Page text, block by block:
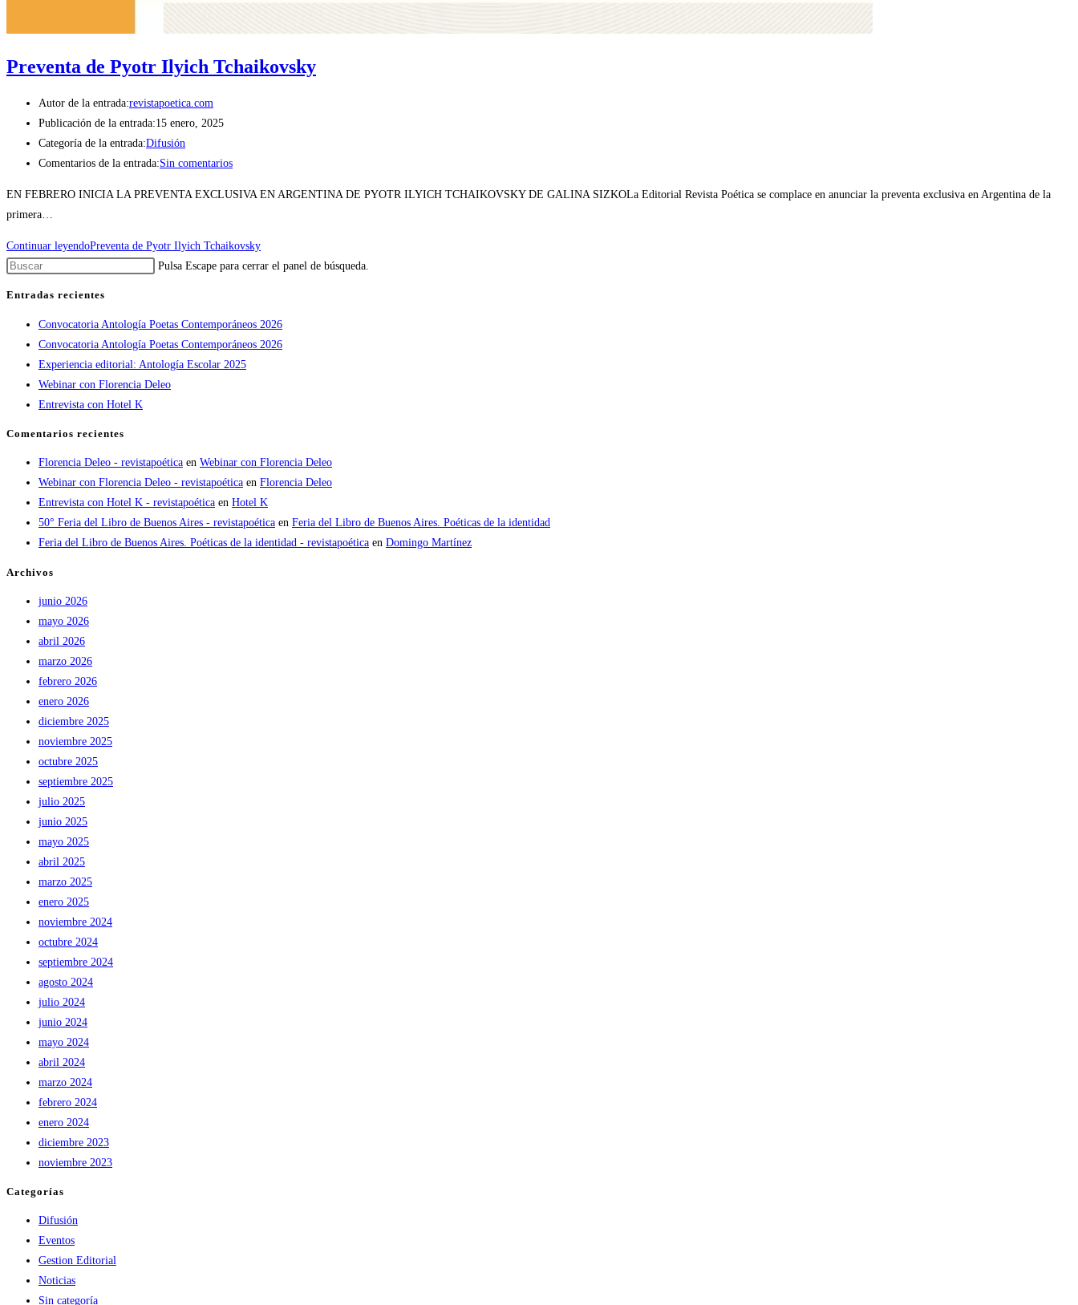
Preventa de Pyotr Ilyich Tchaikovsky
Autor de la entrada:revistapoetica.com
Publicación de la entrada:15 enero, 2025
Categoría de la entrada:Difusión
Comentarios de la entrada:Sin comentarios
EN FEBRERO INICIA LA PREVENTA EXCLUSIVA EN ARGENTINA DE PYOTR ILYICH TCHAIKOVSKY DE GALINA SIZKOLa Editorial Revista Poética se complace en anunciar la preventa exclusiva en Argentina de la
primera…
Continuar leyendoPreventa de Pyotr Ilyich Tchaikovsky
Pulsa Escape para cerrar el panel de búsqueda.
Entradas recientes
Convocatoria Antología Poetas Contemporáneos 2026
Convocatoria Antología Poetas Contemporáneos 2026
Experiencia editorial: Antología Escolar 2025
Webinar con Florencia Deleo
Entrevista con Hotel K
Comentarios recientes
Florencia Deleo - revistapoética en Webinar con Florencia Deleo
Webinar con Florencia Deleo - revistapoética en Florencia Deleo
Entrevista con Hotel K - revistapoética en Hotel K
50° Feria del Libro de Buenos Aires - revistapoética en Feria del Libro de Buenos Aires. Poéticas de la identidad
Feria del Libro de Buenos Aires. Poéticas de la identidad - revistapoética en Domingo Martínez
Archivos
junio 2026
mayo 2026
abril 2026
marzo 2026
febrero 2026
enero 2026
diciembre 2025
noviembre 2025
octubre 2025
septiembre 2025
julio 2025
junio 2025
mayo 2025
abril 2025
marzo 2025
enero 2025
noviembre 2024
octubre 2024
septiembre 2024
agosto 2024
julio 2024
junio 2024
mayo 2024
abril 2024
marzo 2024
febrero 2024
enero 2024
diciembre 2023
noviembre 2023
Categorías
Difusión
Eventos
Gestion Editorial
Noticias
Sin categoría